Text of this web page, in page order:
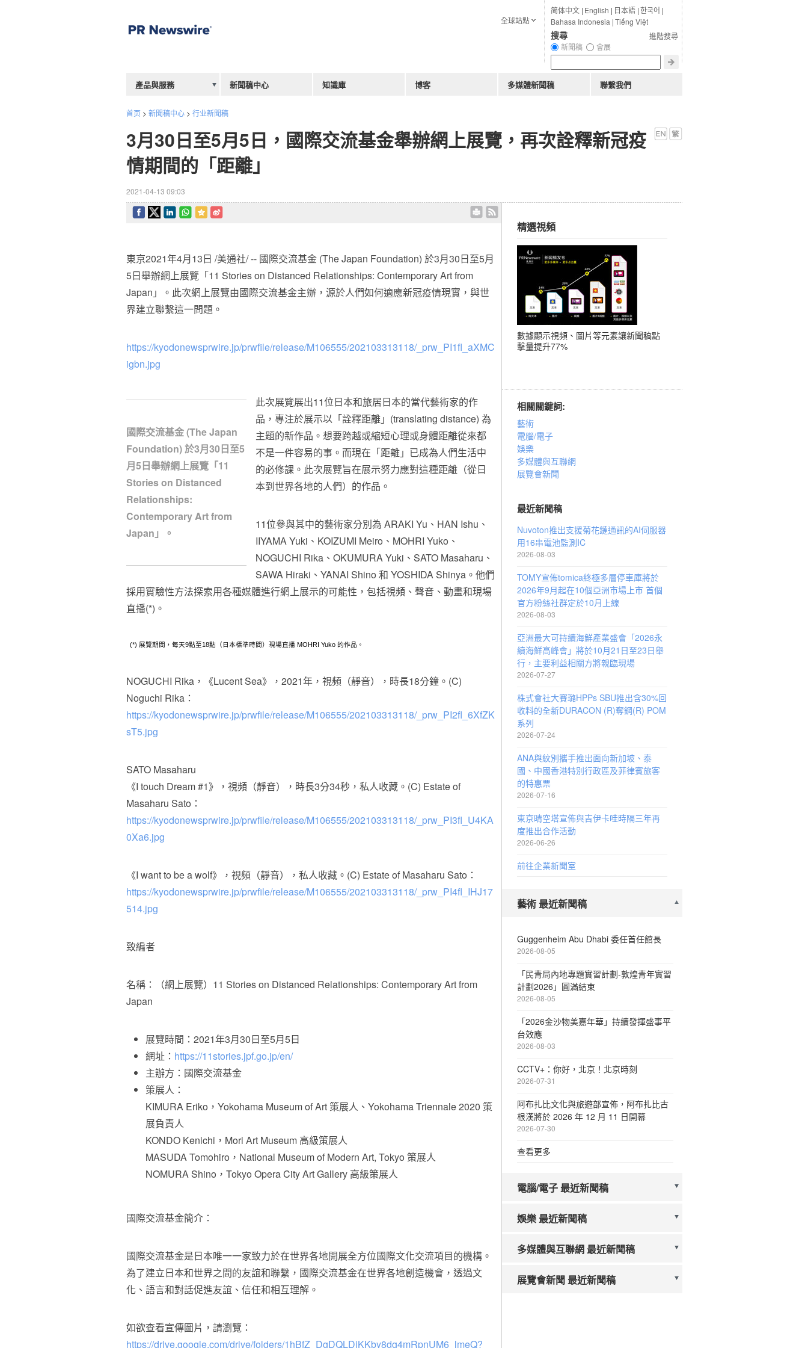
首页> 新聞稿中心> 行业新聞稿
3月30日至5月5日，國際交流基金舉辦網上展覽，再次詮釋新冠疫
情期間的「距離」
2021-04-13 09:03
東京2021年4月13日 /美通社/ -- 國際交流基金 (TheJapan Foundation) 於3月30日至5月
5日舉辦網上展覽「11 Stories on Distanced Relationships: Contemporary Art from
Japan」。此次網上展覽由國際交流基金主辦，源於人們如何適應新冠疫情現實，與世
界建立聯繫這一問題。
https://kyodonewsprwire.jp/prwfile/release/M106555/202103313118/_prw_PI1fl_aXMC
igbn.jpg
國際交流基金 (The Japan
Foundation) 於3月30日至5
月5日舉辦網上展覽「11
Stories on Distanced
Relationships:
Contemporary Art from
Japan」。
此次展覽展出11位日本和旅居日本的當代藝術家的作
品，專注於展示以「詮釋距離」(translating distance) 為
主題的新作品。想要跨越或縮短心理或身體距離從來都
不是一件容易的事。而現在「距離」已成為人們生活中
的必修課。此次展覽旨在展示努力應對這種距離（從日
本到世界各地的人們）的作品。
11位參與其中的藝術家分別為 ARAKI Yu、HAN Ishu、
IIYAMA Yuki、KOIZUMI Meiro、MOHRI Yuko、
NOGUCHI Rika、OKUMURA Yuki、SATO Masaharu、
SAWA Hiraki、YANAI Shino 和 YOSHIDA Shinya。他們
採用實驗性方法探索用各種媒體進行網上展示的可能性，包括視頻、聲音、動畫和現場
直播(*)。
(*) 展覽期間，每天9點至18點（日本標準時間）現場直播 MOHRI Yuko 的作品。
NOGUCHI Rika，《Lucent Sea》，2021年，視頻（靜音），時長18分鐘。(C)
Noguchi Rika：
https://kyodonewsprwire.jp/prwfile/release/M106555/202103313118/_prw_PI2fl_6XfZK
sT5.jpg
SATO Masaharu
《I touch Dream #1》，視頻（靜音），時長3分34秒，私人收藏。(C) Estate of
Masaharu Sato：
https://kyodonewsprwire.jp/prwfile/release/M106555/202103313118/_prw_PI3fl_U4KA
0Xa6.jpg
《I want to be a wolf》，視頻（靜音），私人收藏。(C) Estate of Masaharu Sato：
https://kyodonewsprwire.jp/prwfile/release/M106555/202103313118/_prw_PI4fl_IHJ17
514.jpg
致編者
名稱：（網上展覽）11 Stories on Distanced Relationships: Contemporary Art from
Japan
展覽時間：2021年3月30日至5月5日
網址： https://11stories.jpf.go.jp/en/
主辦方：國際交流基金
策展人：
KIMURA Eriko，Yokohama Museum of Art 策展人 、Yokohama Triennale 2020 策
展負責人
KONDO Kenichi，Mori Art Museum 高級策展人
MASUDA Tomohiro，National Museum of Modern Art, Tokyo 策展人
NOMURA Shino，Tokyo Opera City Art Gallery 高級策展人
國際交流基金簡介：
國際交流基金是日本唯一一家致力於在世界各地開展全方位國際文化交流項目的機構。
為了建立日本和世界之間的友誼和聯繫，國際交流基金在世界各地創造機會，透過文
化、語言和對話促進友誼、信任和相互理解。
如欲查看宣傳圖片，請瀏覽：
https://drive.google.com/drive/folders/1hBfZ_DgDQLDiKKby8dg4mRpnUM6_lmeQ?
精選視頻
數據顯示視頻、圖片等元素讓新聞稿點
擊量提升77%
相關關鍵詞:
藝術
電腦/電子
娛樂
多媒體與互聯網
展覽會新聞
最近新聞稿
Nuvoton推出支援菊花鏈通訊的AI伺服器
用16串電池監測IC
2026-08-03
TOMY宣佈tomica終極多層停車庫將於
2026年9月起在10個亞洲市場上市 首個
官方粉絲社群定於10月上線
2026-08-03
亞洲最大可持續海鮮產業盛會「2026永
續海鮮高峰會」將於10月21日至23日舉
行，主要利益相關方將親臨現場
2026-07-27
株式會社大賽璐HPPs SBU推出含30%回
收料的全新DURACON (R)奪鋼(R) POM
系列
2026-07-24
ANA與紋別攜手推出面向新加坡、泰
國、中國香港特別行政區及菲律賓旅客
的特惠票
2026-07-16
東京晴空塔宣佈與吉伊卡哇時隔三年再
度推出合作活動
2026-06-26
前往企業新聞室
藝術 最近新聞稿
Guggenheim Abu Dhabi 委任首任館長
2026-08-05
「民青局內地專題實習計劃-敦煌青年實習
計劃2026」圓滿結束
2026-08-05
「2026金沙物美嘉年華」持續發揮盛事平
台效應
2026-08-03
CCTV+：你好，北京！北京時刻
2026-07-31
阿布扎比文化與旅遊部宣佈，阿布扎比古
根漢將於 2026 年 12 月 11 日開幕
2026-07-30
查看更多
電腦/電子 最近新聞稿
娛樂 最近新聞稿
多媒體與互聯網 最近新聞稿
展覽會新聞 最近新聞稿
简体中文| English | 日本語|한국어 |
Bahasa Indonesia |Tiếng Việt
進階搜尋
搜尋
新聞稿 會展
全球站點
產品與服務 新聞稿中心 知識庫 博客 多媒體新聞稿 聯繫我們